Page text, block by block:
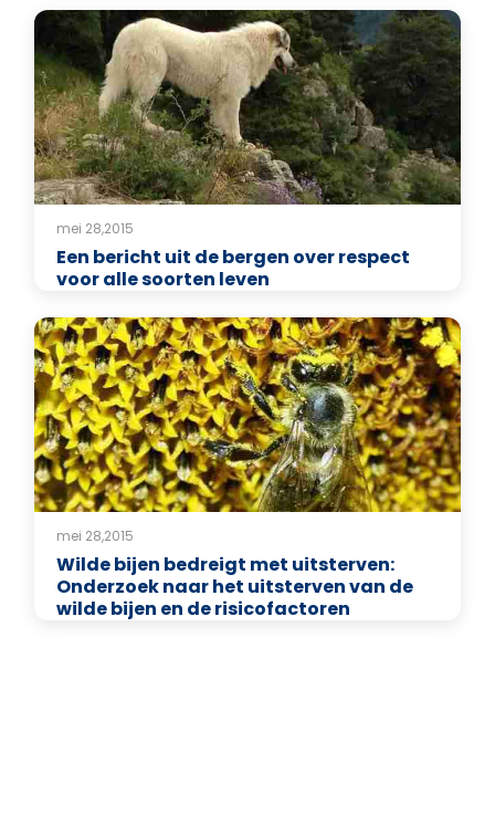
mei 28,2015
Een bericht uit de bergen over respect
voor alle soorten leven
mei 28,2015
Wilde bijen bedreigt met uitsterven:
Onderzoek naar het uitsterven van de
wilde bijen en de risicofactoren